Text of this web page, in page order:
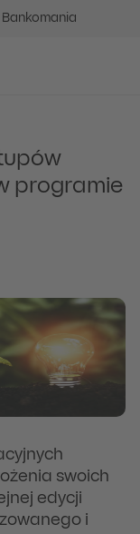
Bankomania
programie
swoich
edycji
i